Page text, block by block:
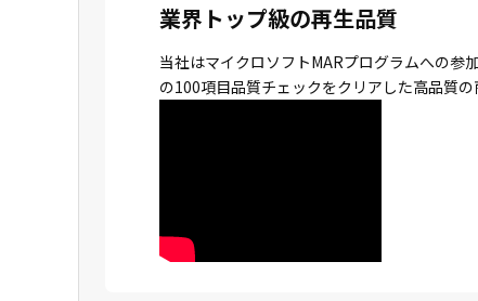
業界トップ級の再生品質
当社はマイクロソフトMARプログラムへの参
の100項目品質チェックをクリアした高品質の